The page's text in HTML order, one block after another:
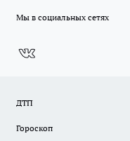
Мы в социальных сетях
ДТП
Гороскоп